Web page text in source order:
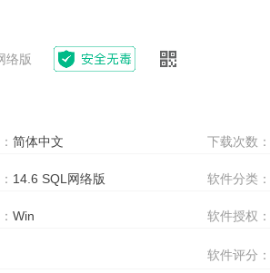
络版
简体中文 下载次数：
14.6 SQL网络版 软件分类：
Win 软件授权：
软件评分：